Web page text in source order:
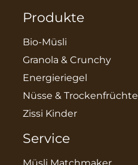
Produkte
Bio-Müsli
Granola & Crunchy
Energieriegel
Nüsse & Trockenfrüchte
Zissi Kinder
Service